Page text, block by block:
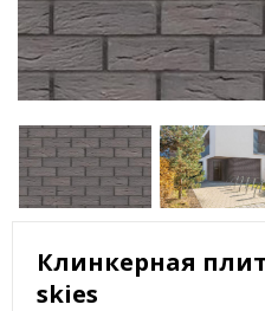
Клинкерная
skies